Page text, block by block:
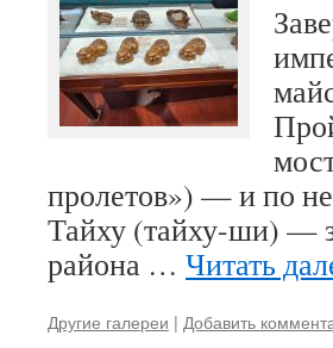
пролетов») — и по
Тайху (тайху-ши) —
района … Читать
Другие галереи | Добавить